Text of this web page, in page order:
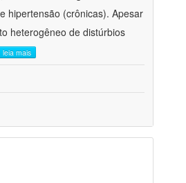
hipertensão (crônicas). Apesar
heterogêneo de distúrbios
leia mais